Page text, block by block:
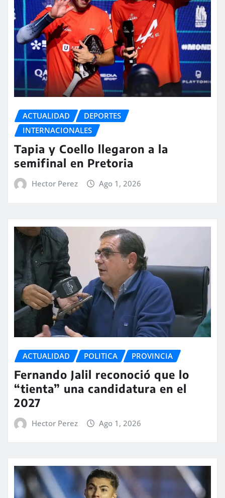
ACTUALIDAD
DEPORTES
INTERNACIONALES
Tapia y Coello llegaron a la
semifinal en Pretoria
Hector Perez Ago 1, 2026
ACTUALIDAD POLITICA PROVINCIA
Fernando Jalil reconoció que lo
“tienta” una candidatura en el
2027
Hector Perez Ago 1, 2026